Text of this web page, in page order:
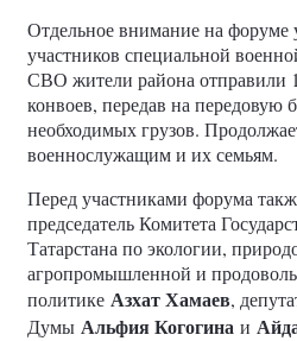
Отдельное внимание на форуме
участников специальной
СВО жители района отправили
конвоев, передав на передовую
необходимых грузов.
военнослужащим и их семьям.
Перед участниками форума
председатель Комитета
Татарстана по экологии,
агропромышленной и
политике Азхат Хамаев,
Думы Альфия Когогина и